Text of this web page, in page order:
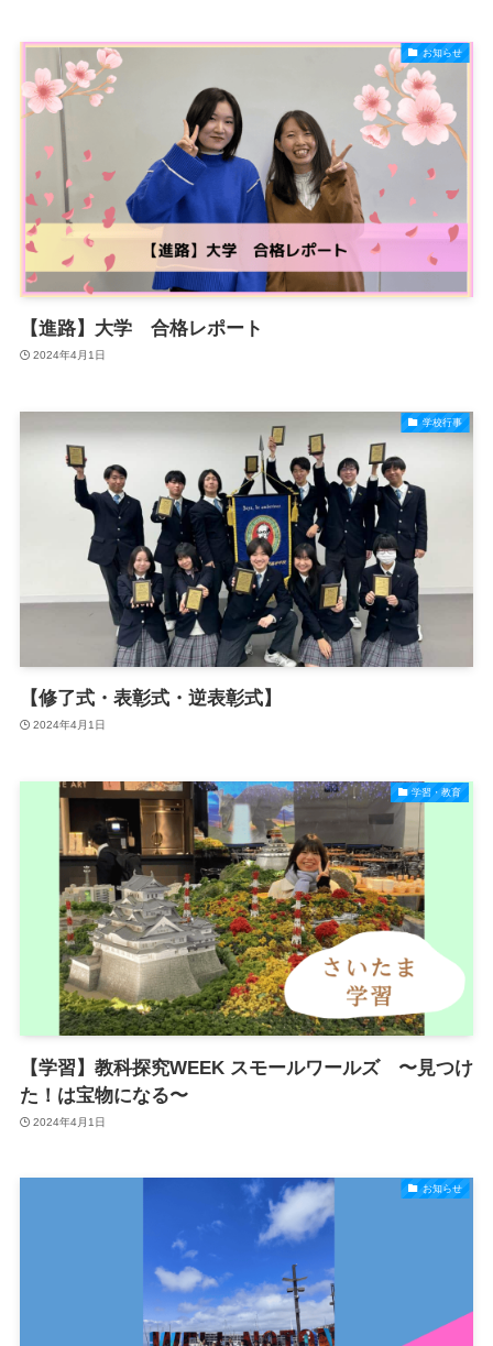
お知らせ
【進路】大学 合格レポート
2024年4月1日
学校行事
【修了式・表彰式・逆表彰式】
2024年4月1日
学習・教育
【学習】教科探究WEEK スモールワールズ 〜見つけ
た！は宝物になる〜
2024年4月1日
お知らせ